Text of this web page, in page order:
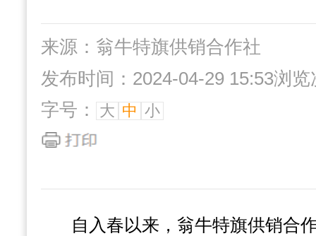
来源：翁牛特旗供销合作社
发布时间：2024-04-29 15:53浏览
字号：
大 中 小
自入春以来，翁牛特旗供销合